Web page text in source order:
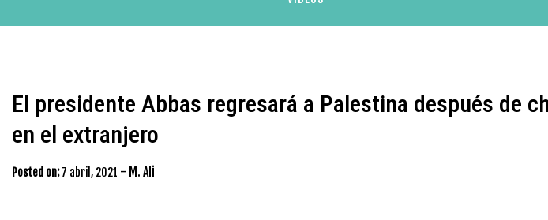
El presidente Abbas regresará a Palestina después de
en el extranjero
Posted on: 7 abril, 2021 - M. Ali